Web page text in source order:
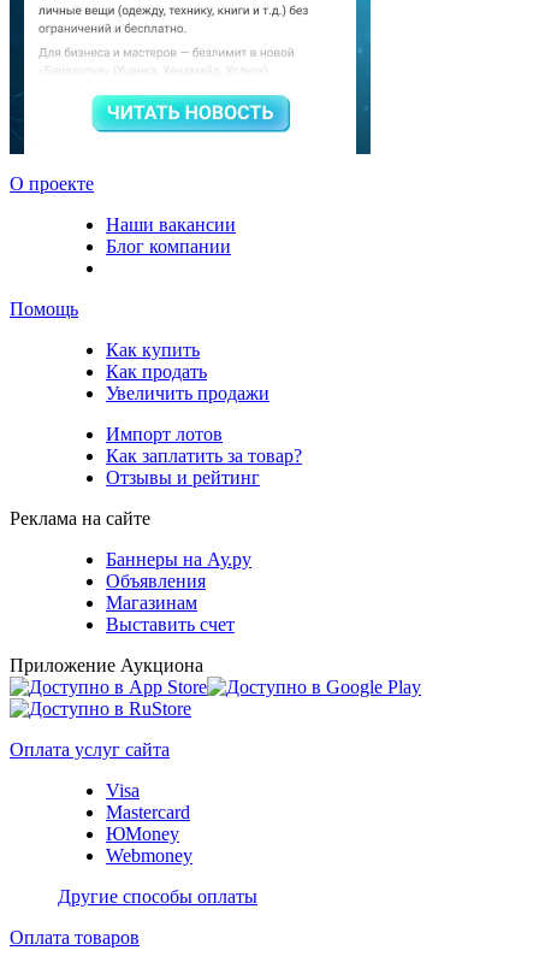
О проекте
Наши вакансии
Блог компании
Помощь
Как купить
Как продать
Увеличить продажи
Импорт лотов
Как заплатить за товар?
Отзывы и рейтинг
Реклама на сайте
Баннеры на Ау.ру
Объявления
Магазинам
Выставить счет
Приложение Аукциона
Оплата услуг сайта
Visa
Mastercard
ЮMoney
Webmoney
Другие способы оплаты
Оплата товаров